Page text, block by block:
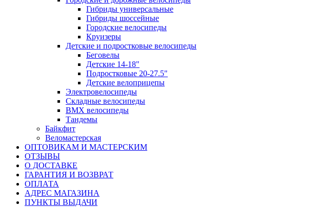
Гибриды универсальные
Гибриды шоссейные
Городские велосипеды
Круизеры
Детские и подростковые велосипеды
Беговелы
Детские 14-18"
Подростковые 20-27.5"
Детские велоприцепы
Электровелосипеды
Складные велосипеды
BMX велосипеды
Тандемы
Байкфит
Веломастерская
ОПТОВИКАМ И МАСТЕРСКИМ
ОТЗЫВЫ
О ДОСТАВКЕ
ГАРАНТИЯ И ВОЗВРАТ
ОПЛАТА
АДРЕС МАГАЗИНА
ПУНКТЫ ВЫДАЧИ